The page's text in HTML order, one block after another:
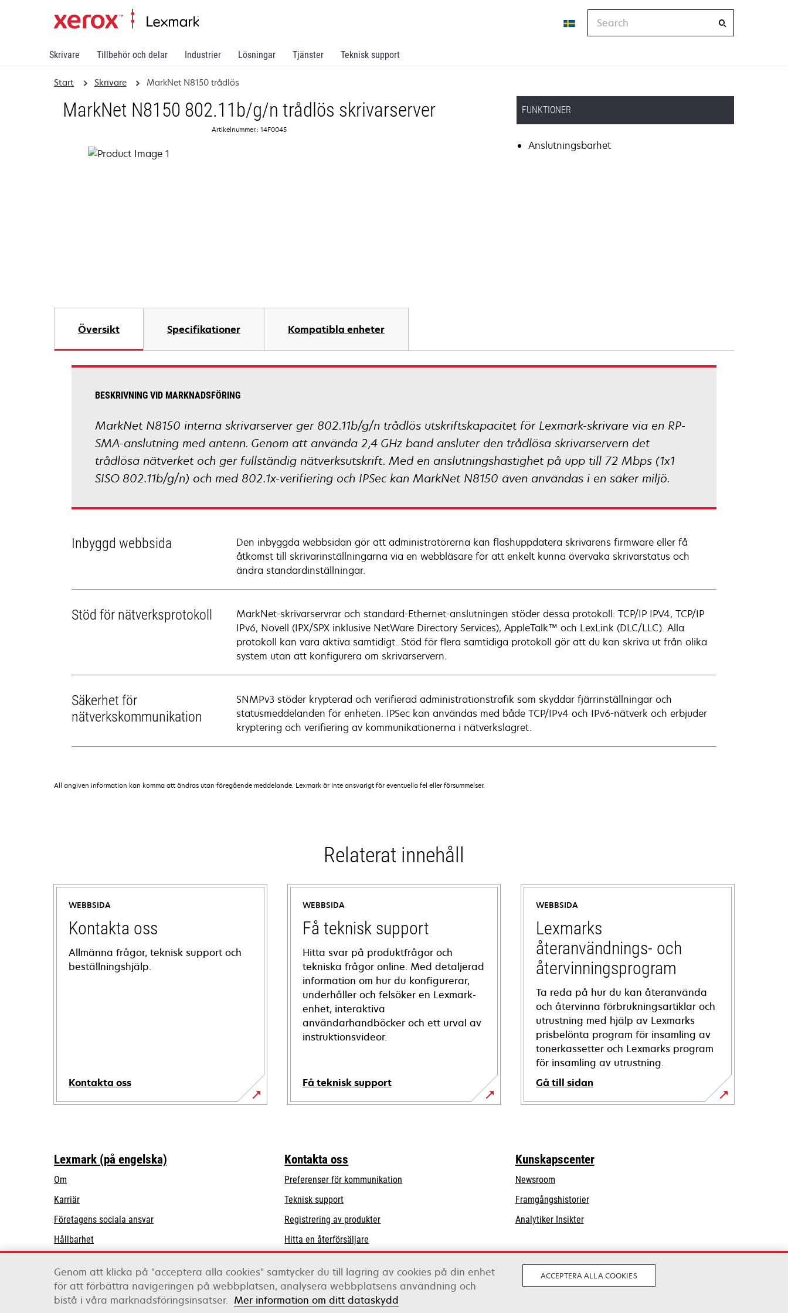
Skrivare Tillbehör och delar Industrier Lösningar Tjänster Teknisk support
Start Skrivare MarkNet N8150 trådlös
MarkNet N8150 802.11b/g/n trådlös skrivarserver
Artikelnummer.: 14F0045
FUNKTIONER
Anslutningsbarhet
Översikt Specifikationer Kompatibla enheter
BESKRIVNING VID MARKNADSFÖRING
MarkNet N8150 interna skrivarserver ger 802.11b/g/n trådlös utskriftskapacitet för Lexmark-skrivare via en RP-
SMA-anslutning med antenn. Genom att använda 2,4 GHz band ansluter den trådlösa skrivarservern det
trådlösa nätverket och ger fullständig nätverksutskrift. Med en anslutningshastighet på upp till 72 Mbps (1x1
SISO 802.11b/g/n) och med 802.1x-verifiering och IPSec kan MarkNet N8150 även användas i en säker miljö.
Inbyggd webbsida
Den inbyggda webbsidan gör att administratörerna kan flashuppdatera skrivarens firmware eller få
åtkomst till skrivarinställningarna via en webbläsare för att enkelt kunna övervaka skrivarstatus och
ändra standardinställningar.
Stöd för nätverksprotokoll
MarkNet-skrivarservrar och standard-Ethernet-anslutningen stöder dessa protokoll: TCP/IP IPV4, TCP/IP
IPv6, Novell (IPX/SPX inklusive NetWare Directory Services), AppleTalk™ och LexLink (DLC/LLC). Alla
protokoll kan vara aktiva samtidigt. Stöd för flera samtidiga protokoll gör att du kan skriva ut från olika
system utan att konfigurera om skrivarservern.
Säkerhet för
nätverkskommunikation
SNMPv3 stöder krypterad och verifierad administrationstrafik som skyddar fjärrinställningar och
statusmeddelanden för enheten. IPSec kan användas med både TCP/IPv4 och IPv6-nätverk och erbjuder
kryptering och verifiering av kommunikationerna i nätverkslagret.
All angiven information kan komma att ändras utan föregående meddelande. Lexmark är inte ansvarigt för eventuella fel eller försummelser.
Relaterat innehåll
WEBBSIDA
Kontakta oss
Allmänna frågor, teknisk support och
beställningshjälp.
Kontakta oss
WEBBSIDA
Få teknisk support
Hitta svar på produktfrågor och
tekniska frågor online. Med detaljerad
information om hur du konfigurerar,
underhåller och felsöker en Lexmark-
enhet, interaktiva
användarhandböcker och ett urval av
instruktionsvideor.
Få teknisk support
opens
tab
WEBBSIDA
Lexmarks
återanvändnings- och
återvinningsprogram
Ta reda på hur du kan återanvända
och återvinna förbrukningsartiklar och
utrustning med hjälp av Lexmarks
prisbelönta program för insamling av
tonerkassetter och Lexmarks program
för insamling av utrustning.
Gå till sidan
Lexmark (på engelska)
Om
Karriär
Företagens sociala ansvaropens
tab
Hållbarhet
Kontakta oss
Preferenser för kommunikation
Teknisk supportopens
a
new
tab
Registrering av produkter
Hitta en återförsäljare
Kunskapscenter
Newsroom
Framgångshistorier
Analytiker Insikter
Lexmark International, Inc., ett Xerox-företag
©2026 Med ensamrätt.
Genom att klicka på "acceptera alla cookies" samtycker du till lagring av cookies på din enhet
för att förbättra navigeringen på webbplatsen, analysera webbplatsens användning och
bistå i våra marknadsföringsinsatser. Mer information om ditt dataskydd
ACCEPTERA ALLA COOKIES